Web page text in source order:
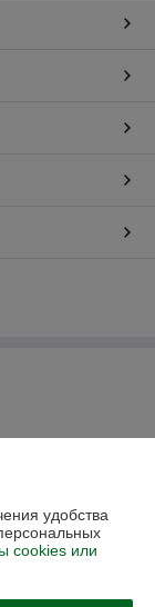
удобства
cookies или